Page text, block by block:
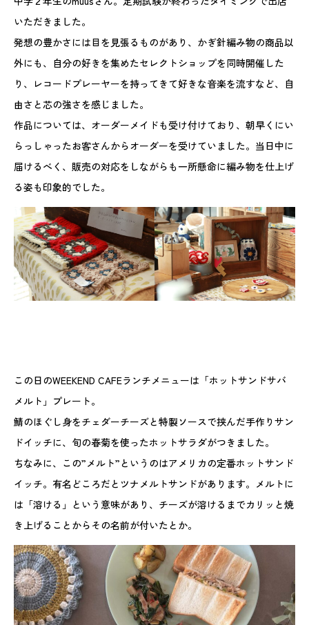
いただきました。
発想の豊かさには目を見張るものがあり、かぎ針編み物の商品以
外にも、自分の好きを集めたセレクトショップを同時開催した
り、レコードプレーヤーを持ってきて好きな音楽を流すなど、自
由さと芯の強さを感じました。
作品については、オーダーメイドも受け付けており、朝早くにい
らっしゃったお客さんからオーダーを受けていました。当日中に
届けるべく、販売の対応をしながらも一所懸命に編み物を仕上げ
る姿も印象的でした。
この日のWEEKEND CAFEランチメニューは「ホットサンドサバ
メルト」プレート。
鯖のほぐし身をチェダーチーズと特製ソースで挟んだ手作りサン
ドイッチに、旬の春菊を使ったホットサラダがつきました。
ちなみに、この”メルト”というのはアメリカの定番ホットサンド
イッチ。有名どころだとツナメルトサンドがあります。メルトに
は「溶ける」という意味があり、チーズが溶けるまでカリッと焼
き上げることからその名前が付いたとか。